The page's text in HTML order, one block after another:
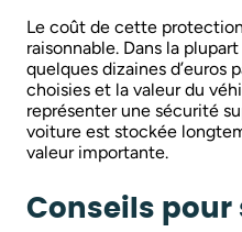
Le coût de cette
raisonnable. Dans la
quelques dizaines d’euros
choisies et la valeur du
représenter une sécurité
voiture est stockée
valeur importante.
Conseils pour